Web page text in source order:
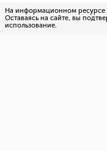
На информационном
Оставаясь на сайте, вы
использование.